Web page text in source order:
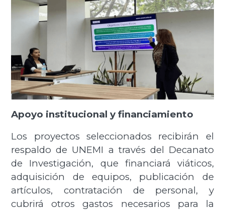
Apoyo institucional y financiamiento
Los proyectos seleccionados recibirán el
respaldo de UNEMI a través del Decanato
de Investigación, que financiará viáticos,
adquisición de equipos, publicación de
artículos, contratación de personal, y
cubrirá otros gastos necesarios para la